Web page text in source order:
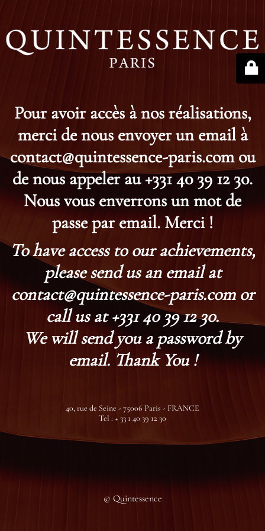
Pour avoir accès à nos réalisations,
merci de nous envoyer un email à
contact@quintessence-paris.com ou
de nous appeler au +331 40 39 12 30.
Nous vous enverrons un mot de
passe par email. Merci !
To have access to our achievements,
please send us an email at
contact@quintessence-paris.com or
call us at +331 40 39 12 30.
We will send you a password by
email. Thank You !
40, rue de Seine - 75006 Paris - FRANCE
Tel : + 33 1 40 39 12 30
© Quintessence